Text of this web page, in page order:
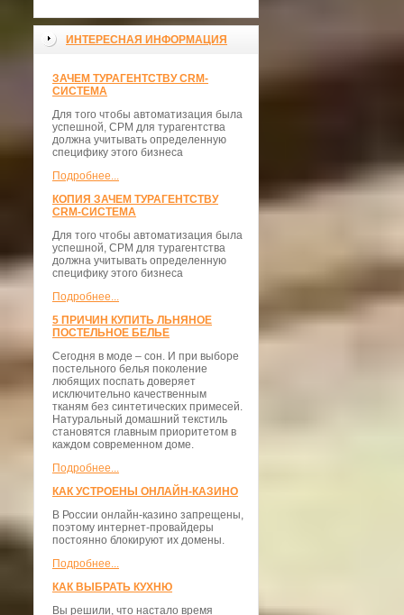
ИНТЕРЕСНАЯ ИНФОРМАЦИЯ
ЗАЧЕМ ТУРАГЕНТСТВУ CRM-
СИСТЕМА
Для того чтобы автоматизация была
успешной, СРМ для турагентства
должна учитывать определенную
специфику этого бизнеса
Подробнее...
КОПИЯ ЗАЧЕМ ТУРАГЕНТСТВУ
CRM-СИСТЕМА
Для того чтобы автоматизация была
успешной, СРМ для турагентства
должна учитывать определенную
специфику этого бизнеса
Подробнее...
5 ПРИЧИН КУПИТЬ ЛЬНЯНОЕ
ПОСТЕЛЬНОЕ БЕЛЬЕ
Сегодня в моде – сон. И при выборе
постельного белья поколение
любящих поспать доверяет
исключительно качественным
тканям без синтетических примесей.
Натуральный домашний текстиль
становятся главным приоритетом в
каждом современном доме.
Подробнее...
КАК УСТРОЕНЫ ОНЛАЙН-КАЗИНО
В России онлайн-казино запрещены,
поэтому интернет-провайдеры
постоянно блокируют их домены.
Подробнее...
КАК ВЫБРАТЬ КУХНЮ
Вы решили, что настало время